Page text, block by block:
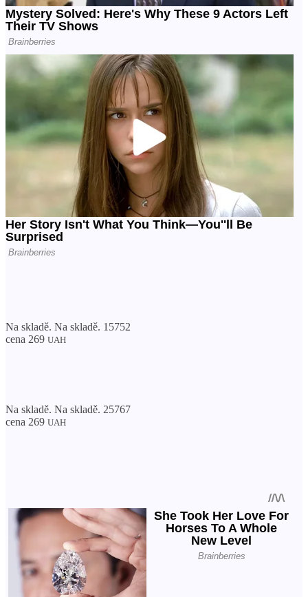
Na skladě. Na skladě. 15752
cena 269 UAH
Na skladě. Na skladě. 25767
cena 269 UAH